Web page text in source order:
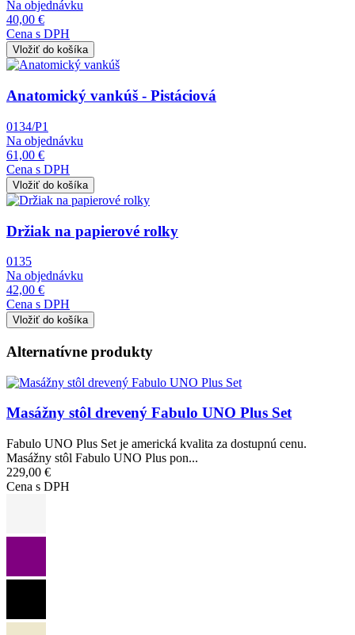
Na objednávku
40,00 €
Cena s DPH
Obrázok
Anatomický vankúš - Pistáciová
0134/P1
Na objednávku
61,00 €
Cena s DPH
Obrázok
Držiak na papierové rolky
0135
Na objednávku
42,00 €
Cena s DPH
Alternatívne produkty
Obrázok
Masážny stôl drevený Fabulo UNO Plus Set
Fabulo UNO Plus Set je americká kvalita za dostupnú cenu.
Masážny stôl Fabulo UNO Plus pon...
229,00 €
Cena s DPH